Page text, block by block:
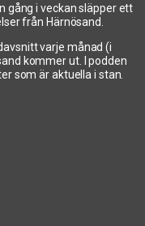
gång i veckan släpper ett
från Härnösand.
varje månad (i
kommer ut. I podden
som är aktuella i stan.